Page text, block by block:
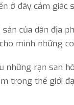
ở đây cảm giác
của dân địa
mình những
những rạn san
trong thế giới